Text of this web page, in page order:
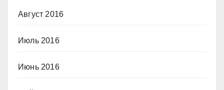
Август 2016
Июль 2016
Июнь 2016